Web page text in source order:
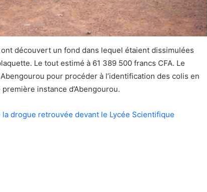
découvert un fond dans lequel étaient dissimulées
Le tout estimé à 61 389 500 francs CFA. Le
pour procéder à l’identification des colis en
instance d’Abengourou.
la drogue retrouvée devant le Lycée Scientifique